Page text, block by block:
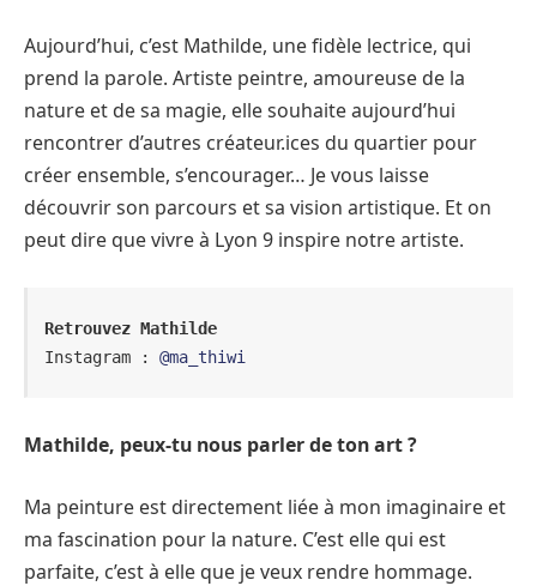
Aujourd’hui, c’est Mathilde, une fidèle lectrice, qui
prend la parole. Artiste peintre, amoureuse de la
nature et de sa magie, elle souhaite aujourd’hui
rencontrer d’autres créateur.ices du quartier pour
créer ensemble, s’encourager… Je vous laisse
découvrir son parcours et sa vision artistique. Et on
peut dire que vivre à Lyon 9 inspire notre artiste.
Retrouvez Mathilde
Instagram : @ma_thiwi
Mathilde, peux-tu nous parler de ton art ?
Ma peinture est directement liée à mon imaginaire et
ma fascination pour la nature. C’est elle qui est
parfaite, c’est à elle que je veux rendre hommage.